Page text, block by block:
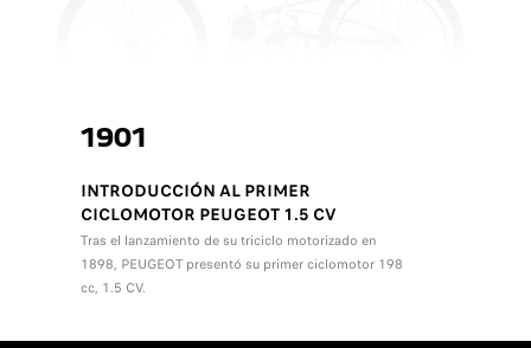
1901
INTRODUCCIÓN AL PRIMER
CICLOMOTOR PEUGEOT 1.5 CV
Tras el lanzamiento de su triciclo motorizado en
1898, PEUGEOT presentó su primer ciclomotor 198
cc, 1.5 CV.